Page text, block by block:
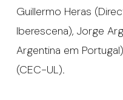
Guillermo Heras
Iberescena), Jorge
Argentina em
(CEC-UL).